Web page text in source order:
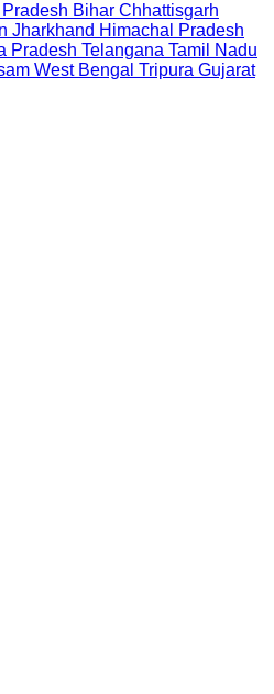
Bihar Chhattisgarh
Jharkhand Himachal Pradesh
Pradesh Telangana Tamil Nadu
West Bengal Tripura Gujarat